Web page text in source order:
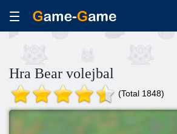
Hra Bear volejbal
(Total 1848)